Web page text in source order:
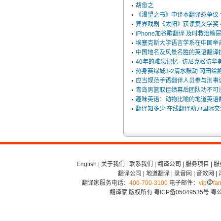
胡愈之
《渴望之书》中译本翻译惹争
异界戏剧《太阳》获读卖文学奖
iPhone加谷歌翻译 及时救治糖
埃塞克斯大学语言学系在中国举
中国地名及风景名胜的英语翻译
40年的难忘记忆--访尼克松访华
热身赛绿城3-2清水鼓动 冈田给
应当规范手语翻译人员参与刑事
青岛男篮取佳绩幕后团队功不可
趣味英语：动物比喻的地道英语
翻译知多少 在线翻译助力国际
English 关于我们 联系我们 翻译公司 服务项目
服
翻译公司
地道翻译| 录音网 音效网
翻译家服务电话： 400-700-3100电子邮件： vip
翻译家 版权所有 粤ICP备05049535号 粤